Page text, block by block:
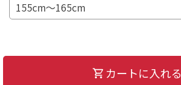
カートに入れる